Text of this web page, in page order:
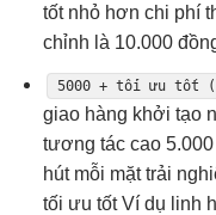
tốtnhỏ hơn chi phí
chỉnh là 10.000
5000 + tối ưu tốt (
giao hàng khởi tạo
tương tác cao5.000
hútmỗi mặttrải
tối ưu tốtVí dụ linh